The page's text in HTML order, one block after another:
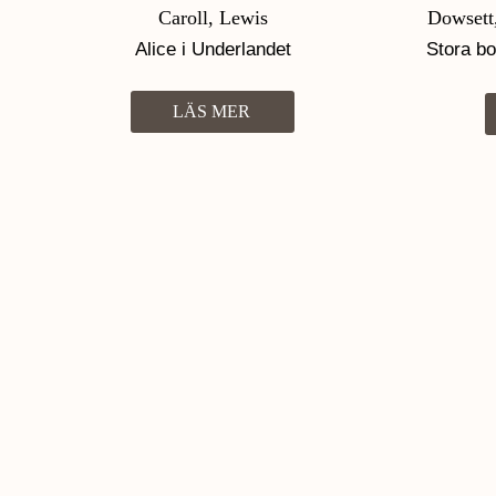
Caroll, Lewis
Alice i Underlandet
LÄS MER
Stora